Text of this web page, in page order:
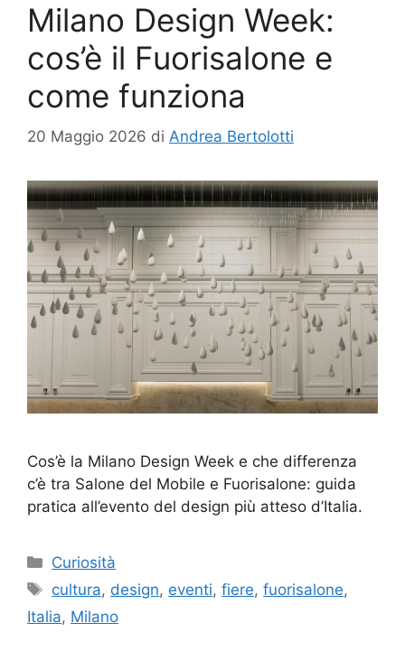
Milano Design Week:
cos’è il Fuorisalone e
come funziona
20 Maggio 2026 di Andrea Bertolotti
Cos’è la Milano Design Week e che differenza
c’è tra Salone del Mobile e Fuorisalone: guida
pratica all’evento del design più atteso d’Italia.
Categorie
Curiosità
Tag
cultura, design, eventi,fiere,fuorisalone,
Italia, Milano